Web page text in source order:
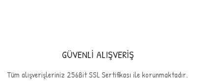
GÜVENLİ ALIŞVERİŞ
Tüm alışverişleriniz 256Bit SSL Sertifikası ile korunmaktadır.